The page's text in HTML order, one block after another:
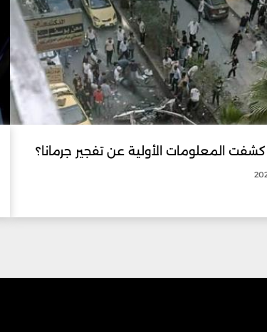
كشفت المعلومات الأولية عن تفجير جرمانا؟